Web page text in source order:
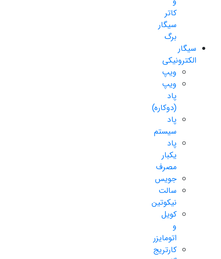
کاتر
سیگار
برگ
سیگار
الکترونیکی
ویپ
ویپ
پاد
(دوکاره)
پاد
سیستم
پاد
یکبار
مصرف
جویس
سالت
نیکوتین
کویل
و
اتومایزر
کارتریج